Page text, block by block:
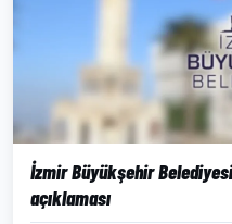
İzmir Büyükşehir
açıklaması